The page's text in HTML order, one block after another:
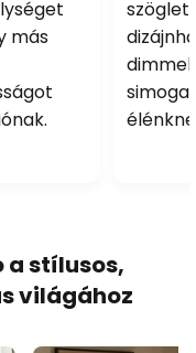
más
a stílusos,
világához